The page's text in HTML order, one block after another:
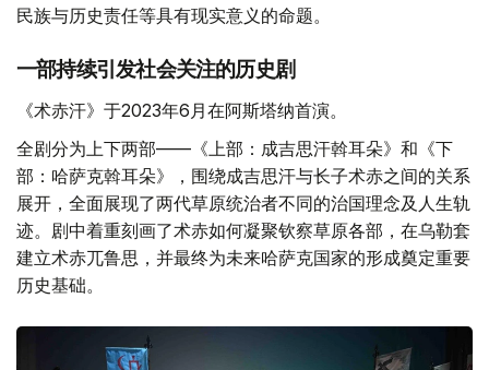
民族与历史责任等具有现实意义的命题。
一部持续引发社会关注的历史剧
《术赤汗》于2023年6月在阿斯塔纳首演。
全剧分为上下两部——《上部：成吉思汗斡耳朵》和《下
部：哈萨克斡耳朵》，围绕成吉思汗与长子术赤之间的关系
展开，全面展现了两代草原统治者不同的治国理念及人生轨
迹。剧中着重刻画了术赤如何凝聚钦察草原各部，在乌勒套
建立术赤兀鲁思，并最终为未来哈萨克国家的形成奠定重要
历史基础。